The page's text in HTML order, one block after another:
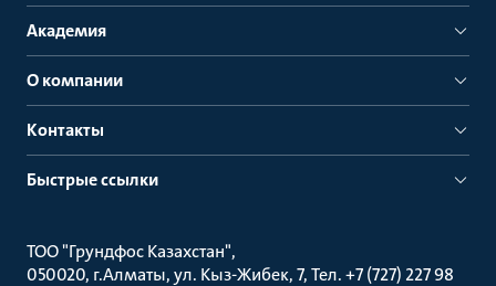
Академия
О компании
Контакты
Быстрые ссылки
ТОО "Грундфос Казахстан"
050020, г.Алматы, ул. Кыз-Жибек, 7, Тел. +7 (727) 227 98